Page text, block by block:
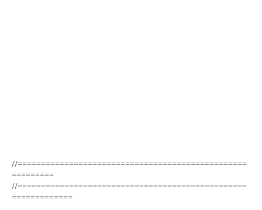
//=================================================
=========
//=================================================
=============